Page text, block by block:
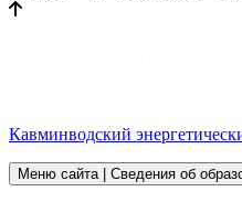
Кавминводский
Меню сайта | Сведения об